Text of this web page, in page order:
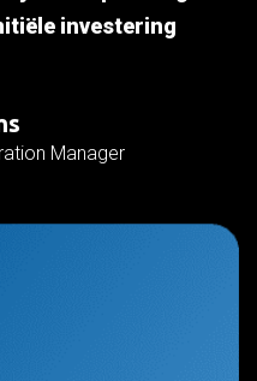
investering
Manager